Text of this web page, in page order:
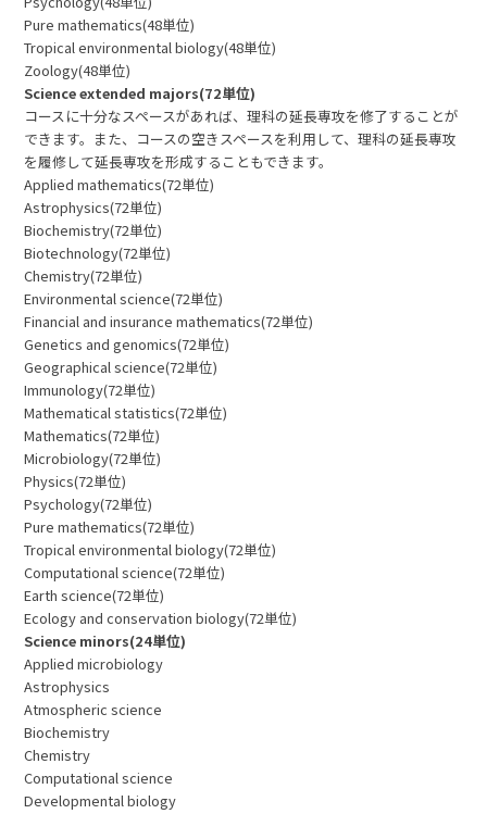
Pure mathematics(48単位)
Tropical environmental biology(48単位)
Zoology(48単位)
Science extended majors(72単位)
コースに十分なスペースがあれば、理科の延長専攻を修了することが
できます。また、コースの空きスペースを利用して、理科の延長専攻
を履修して延長専攻を形成することもできます。
Applied mathematics(72単位)
Astrophysics(72単位)
Biochemistry(72単位)
Biotechnology(72単位)
Chemistry(72単位)
Environmental science(72単位)
Financial and insurance mathematics(72単位)
Genetics and genomics(72単位)
Geographical science(72単位)
Immunology(72単位)
Mathematical statistics(72単位)
Mathematics(72単位)
Microbiology(72単位)
Physics(72単位)
Psychology(72単位)
Pure mathematics(72単位)
Tropical environmental biology(72単位)
Computational science(72単位)
Earth science(72単位)
Ecology and conservation biology(72単位)
Science minors(24単位)
Applied microbiology
Astrophysics
Atmospheric science
Biochemistry
Chemistry
Computational science
Developmental biology